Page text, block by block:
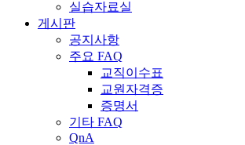
실습자료실
게시판
공지사항
주요 FAQ
교직이수표
교원자격증
증명서
기타 FAQ
QnA